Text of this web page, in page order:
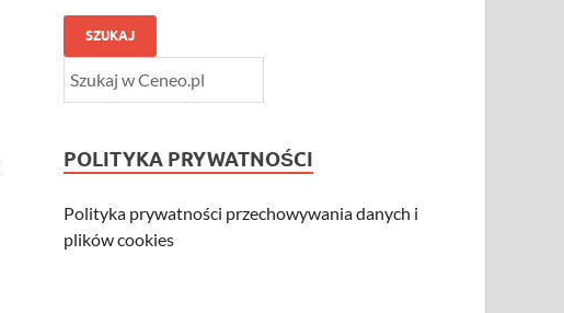
SZUKAJ
POLITYKA PRYWATNOŚCI
Polityka prywatności przechowywania danych i
plików cookies